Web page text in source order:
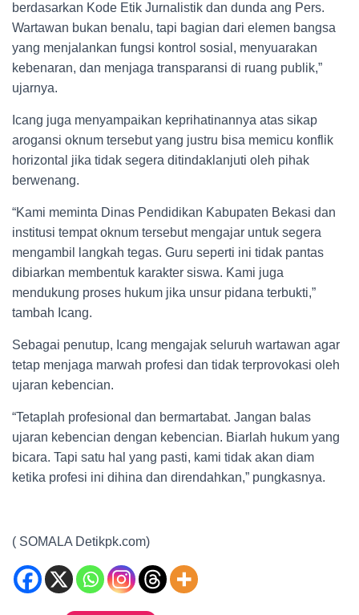
berdasarkan Kode Etik Jurnalistik dan dunda ang Pers.
Wartawan bukan benalu, tapi bagian dari elemen bangsa
yang menjalankan fungsi kontrol sosial, menyuarakan
kebenaran, dan menjaga transparansi di ruang publik,”
ujarnya.
Icang juga menyampaikan keprihatinannya atas sikap
arogansi oknum tersebut yang justru bisa memicu konflik
horizontal jika tidak segera ditindaklanjuti oleh pihak
berwenang.
“Kami meminta Dinas Pendidikan Kabupaten Bekasi dan
institusi tempat oknum tersebut mengajar untuk segera
mengambil langkah tegas. Guru seperti ini tidak pantas
dibiarkan membentuk karakter siswa. Kami juga
mendukung proses hukum jika unsur pidana terbukti,”
tambah Icang.
Sebagai penutup, Icang mengajak seluruh wartawan agar
tetap menjaga marwah profesi dan tidak terprovokasi oleh
ujaran kebencian.
“Tetaplah profesional dan bermartabat. Jangan balas
ujaran kebencian dengan kebencian. Biarlah hukum yang
bicara. Tapi satu hal yang pasti, kami tidak akan diam
ketika profesi ini dihina dan direndahkan,” pungkasnya.
( SOMALA Detikpk.com)